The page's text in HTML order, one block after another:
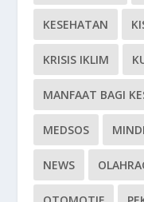
KESEHATAN
KRISIS IKLIM
MANFAAT BAGI
MEDSOS
NEWS